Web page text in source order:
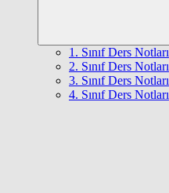
1. Sınıf Ders Notları
2. Sınıf Ders Notları
3. Sınıf Ders Notları
4. Sınıf Ders Notları